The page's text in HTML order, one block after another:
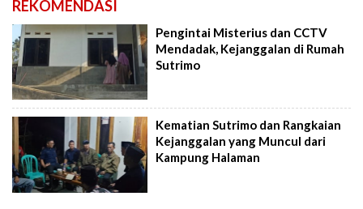
REKOMENDASI
Pengintai Misterius dan CCTV
Mendadak, Kejanggalan di Rumah
Sutrimo
Kematian Sutrimo dan Rangkaian
Kejanggalan yang Muncul dari
Kampung Halaman